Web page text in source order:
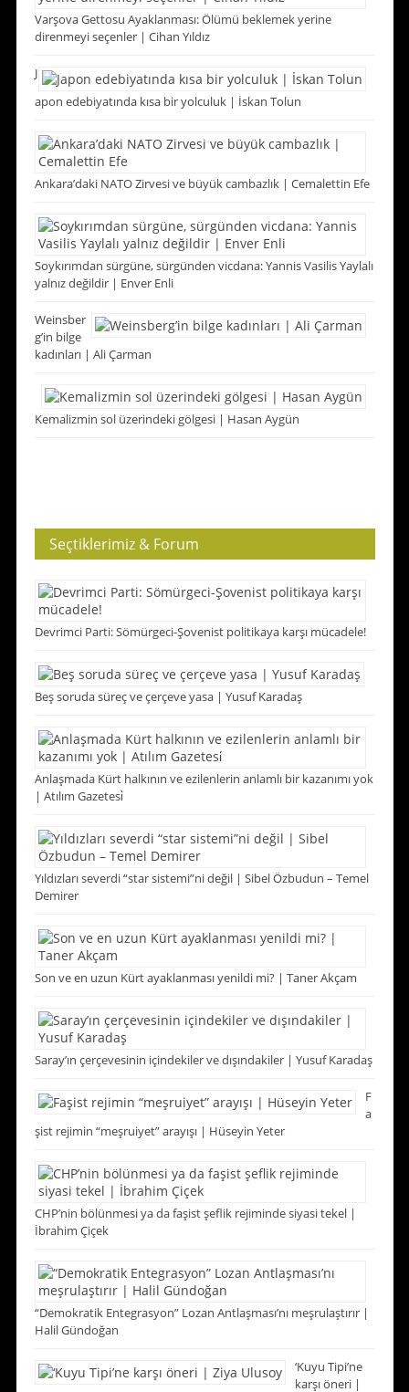
Varşova Gettosu Ayaklanması: Ölümü beklemek yerine
direnmeyi seçenler | Cihan Yıldız
J
apon edebiyatında kısa bir yolculuk | İskan Tolun
Ankara’daki NATO Zirvesi ve büyük cambazlık | Cemalettin Efe
Soykırımdan sürgüne, sürgünden vicdana: Yannis Vasilis Yaylalı
yalnız değildir | Enver Enli
Weinsber
g’in bilge
kadınları | Ali Çarman
Kemalizmin sol üzerindeki gölgesi | Hasan Aygün
Seçtiklerimiz & Forum
Devrimci Parti: Sömürgeci-Şovenist politikaya karşı mücadele!
Beş soruda süreç ve çerçeve yasa | Yusuf Karadaş
Anlaşmada Kürt halkının ve ezilenlerin anlamlı bir kazanımı yok
| Atılım Gazetesi̇
Yıldızları severdi “star sistemi”ni değil | Sibel Özbudun – Temel
Demirer
Son ve en uzun Kürt ayaklanması yenildi mi? | Taner Akçam
Saray’ın çerçevesinin içindekiler ve dışındakiler | Yusuf Karadaş
F
a
şist rejimin “meşruiyet” arayışı | Hüseyin Yeter
CHP’nin bölünmesi ya da faşist şeflik rejiminde siyasi tekel |
İbrahim Çiçek
“Demokratik Entegrasyon” Lozan Antlaşması’nı meşrulaştırır |
Halil Gündoğan
‘Kuyu Tipi’ne
karşı öneri |